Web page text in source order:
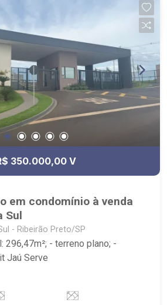
por torre (sociais e
de Segurança; - Cercas
na
- Atrás do Burguer King; -
- 3 min. do Supermercado
da Faculdade Estácio; - 15
350.000,00 V
em condomínio à venda
Sul
- Ribeirão Preto/SP
296,47m²; - terreno plano; -
Jaú Serve